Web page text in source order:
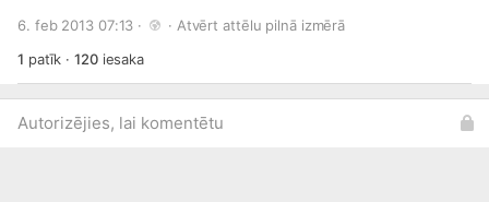
vēlas LED apgaismojumu!
6. feb 2013 07:13 · · Atvērt attēlu pilnā izmērā
1 patīk ·120iesaka
Autorizējies, lai komentētu